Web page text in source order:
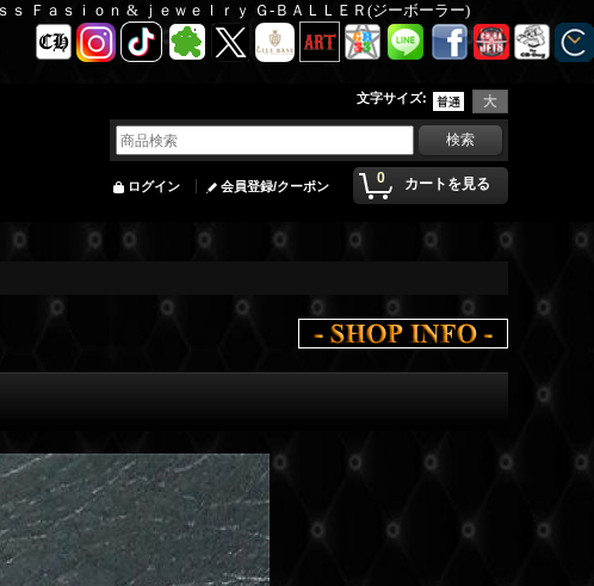
ｓ Ｆａｓｉｏｎ & ｊｅｗｅｌｒｙ Ｇ-ＢＡＬＬＥＲ(ジーボーラー)
文字サイズ:
0 カートを見る
ログイン 会員登録/クーポン